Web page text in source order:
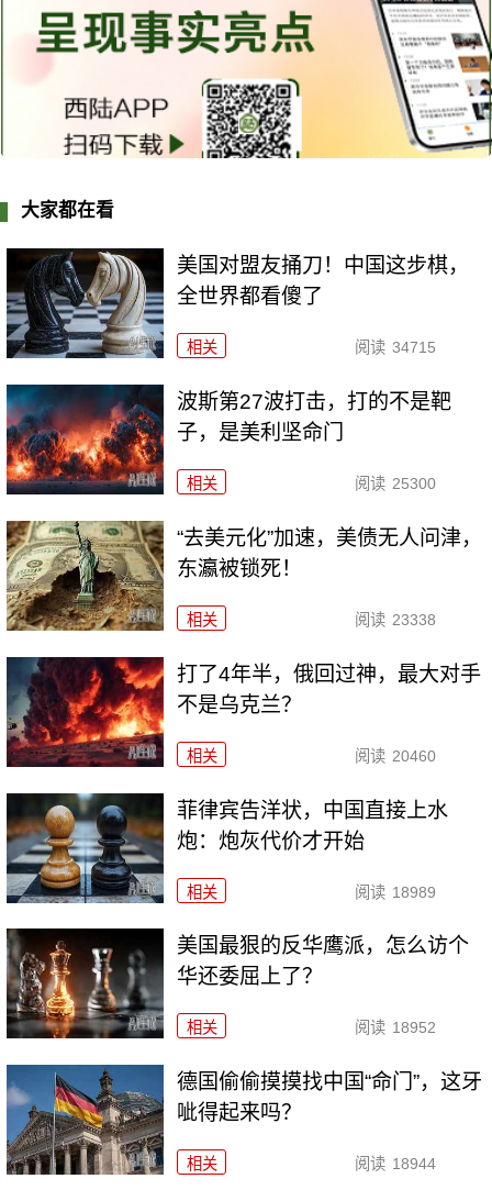
大家都在看
美国对盟友捅刀！中国这步棋，
全世界都看傻了
相关 阅读 34715
波斯第27波打击，打的不是靶
子，是美利坚命门
相关 阅读 25300
“去美元化”加速，美债无人问津，
东瀛被锁死！
相关 阅读 23338
打了4年半，俄回过神，最大对手
不是乌克兰？
相关 阅读 20460
菲律宾告洋状，中国直接上水
炮：炮灰代价才开始
相关 阅读 18989
美国最狠的反华鹰派，怎么访个
华还委屈上了？
相关 阅读 18952
德国偷偷摸摸找中国“命门”，这牙
呲得起来吗？
相关 阅读 18944